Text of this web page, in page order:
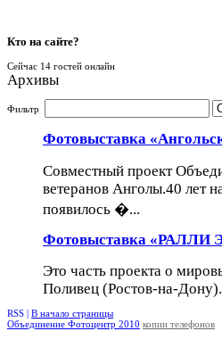
Кто на сайте?
Сейчас 14 гостей онлайн
Архивы
Фильтр
Фотовыставка
Совместный проект
ветеранов Анголы.40 лет
появилось �...
Фотовыставка «РАЛЛИ
Это часть проекта о
Поливец (Ростов-на-
RSS | В начало страницы
Объединение Фотоцентр 2010 копии телефонов